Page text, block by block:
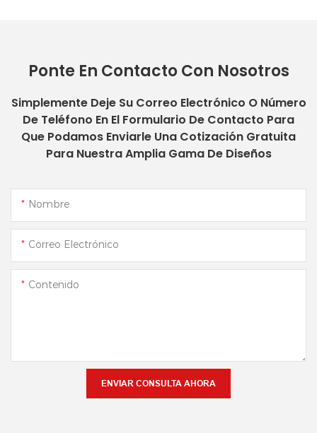
Ponte En Contacto Con Nosotros
Simplemente Deje Su Correo Electrónico O Número
De Teléfono En El Formulario De Contacto Para
Que Podamos Enviarle Una Cotización Gratuita
Para Nuestra Amplia Gama De Diseños
Nombre
Correo Electrónico
Contenido
ENVIAR CONSULTA AHORA